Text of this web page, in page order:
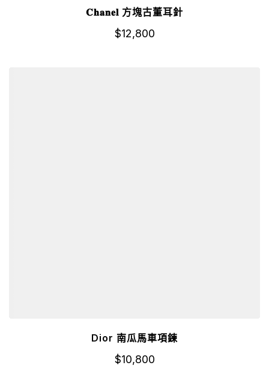
𝐂𝐡𝐚𝐧𝐞𝐥 方塊古董耳針
$12,800
Dior 南瓜馬車項鍊
$10,800